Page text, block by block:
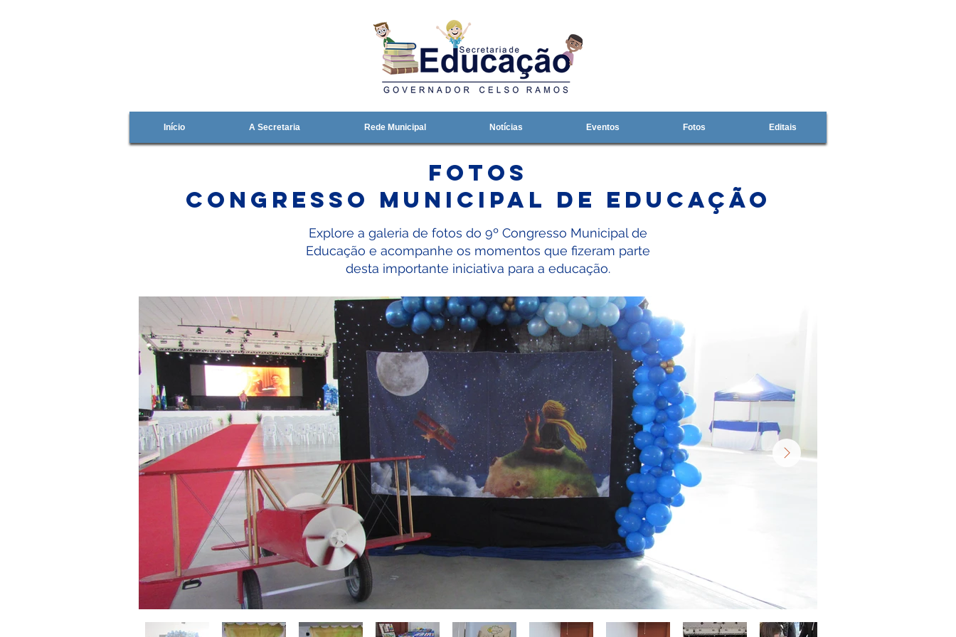
Início A Secretaria Rede Municipal Notícias Eventos Fotos Editais
fotos
Congresso Municipal de Educação
Explore a galeria de fotos do 9º Congresso Municipal de
Educação e acompanhe os momentos que fizeram parte
desta importante iniciativa para a educação.